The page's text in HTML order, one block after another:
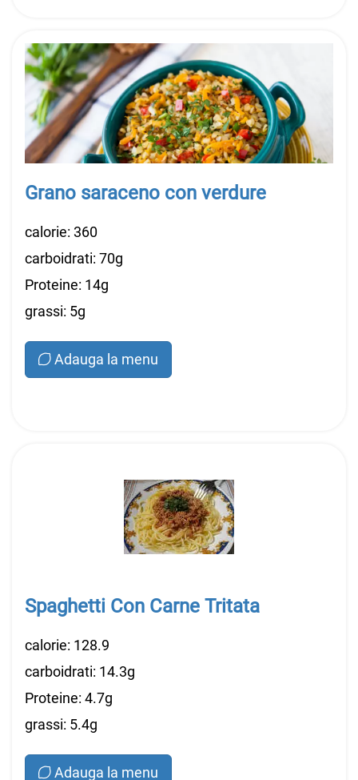
Grano saraceno con verdure
calorie: 360
carboidrati: 70g
Proteine: 14g
grassi: 5g
Adauga la menu
Spaghetti Con Carne Tritata
calorie: 128.9
carboidrati: 14.3g
Proteine: 4.7g
grassi: 5.4g
Adauga la menu